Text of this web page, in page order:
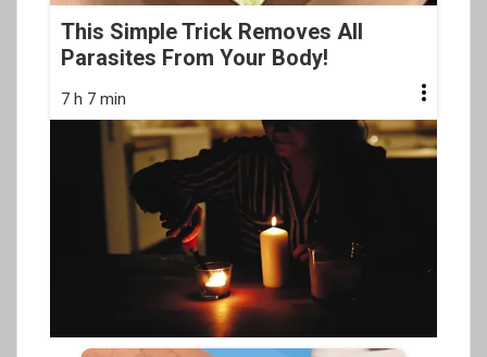
This Simple Trick Removes All
Parasites From Your Body!
7 h 7 min